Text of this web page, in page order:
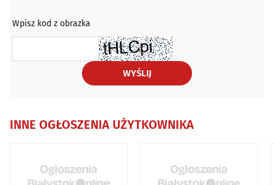
Wpisz kod z obrazka
WYŚLIJ
INNE OGŁOSZENIA UŻYTKOWNIKA